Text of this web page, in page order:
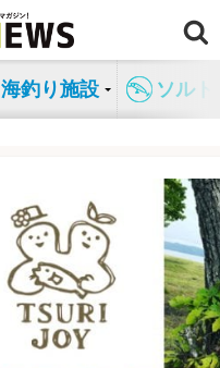
海釣り施設 ソル